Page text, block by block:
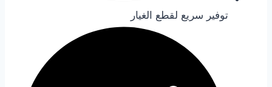
توفير سريع لقطع الغيار